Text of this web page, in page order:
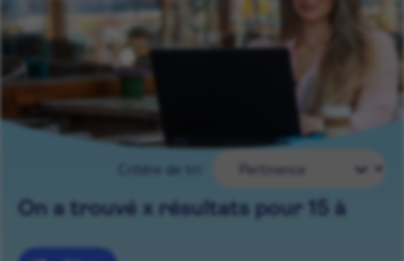
Critère de tri:
On a trouvé x résultats pour 15 à